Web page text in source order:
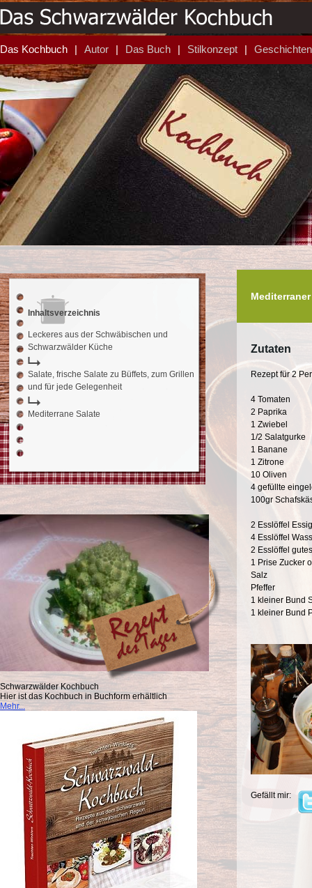
Das Kochbuch Autor Das Buch Stilkonzept Geschichten
Zutaten
Rezept für 2
4 Tomaten
2 Paprika
1 Zwiebel
1/2 Salatgurke
1 Banane
1 Zitrone
10 Oliven
4 gefüllte
100gr
2 Esslöffel Essig
4 Esslöffel
2 Esslöffel
1 Prise Zucker
Salz
Pfeffer
1 kleiner Bund
1 kleiner Bund
Gefällt mir:
Inhaltsverzeichnis
Leckeres aus der Schwäbischen und
Schwarzwälder Küche
Salate, frische Salate zu Büffets, zum Grillen
und für jede Gelegenheit
Mediterrane Salate
Schwarzwälder Kochbuch
Hier ist das Kochbuch in Buchform erhältlich
Mehr...